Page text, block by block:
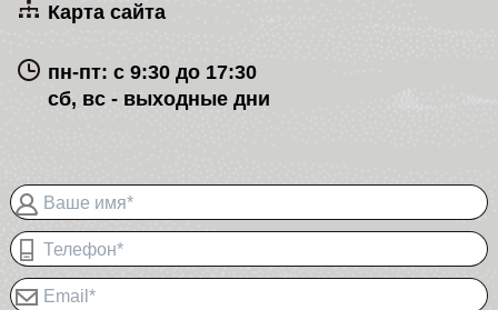
Карта сайта
пн-пт: с 9:30 до 17:30
сб, вс - выходные дни
Ваше имя*
Телефон*
Email*